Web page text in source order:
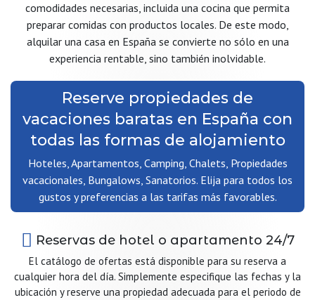
comodidades necesarias, incluida una cocina que permita
preparar comidas con productos locales. De este modo,
alquilar una casa en España se convierte no sólo en una
experiencia rentable, sino también inolvidable.
Reserve propiedades de
vacaciones baratas en España con
todas las formas de alojamiento
Hoteles, Apartamentos, Camping, Chalets, Propiedades
vacacionales, Bungalows, Sanatorios. Elija para todos los
gustos y preferencias a las tarifas más favorables.
Reservas de hotel o apartamento 24/7
El catálogo de ofertas está disponible para su reserva a
cualquier hora del día. Simplemente especifique las fechas y la
ubicación y reserve una propiedad adecuada para el periodo de